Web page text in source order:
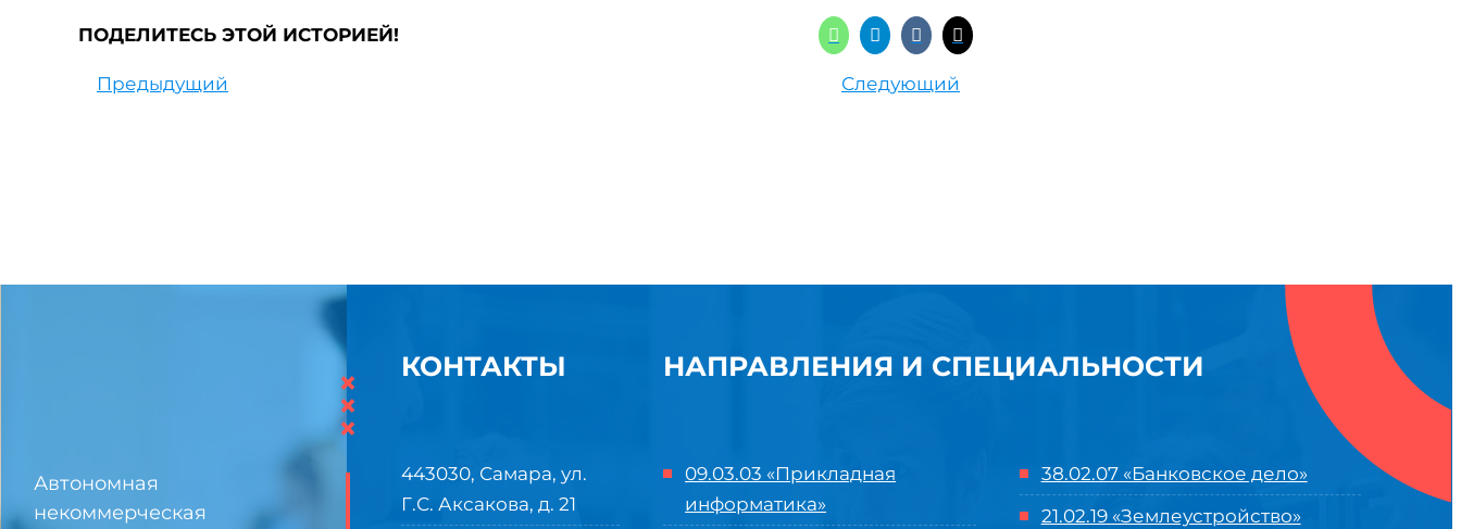
ПОДЕЛИТЕСЬ ЭТОЙ ИСТОРИЕЙ!
Предыдущий Следующий
Автономная
некоммерческая
×
×
×
КОНТАКТЫ
443030, Самара, ул.
Г.С. Аксакова, д. 21
НАПРАВЛЕНИЯ И СПЕЦИАЛЬНОСТИ
09.03.03 «Прикладная
информатика»
38.02.07 «Банковское дело»
21.02.19 «Землеустройство»